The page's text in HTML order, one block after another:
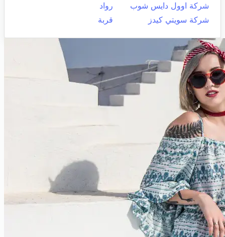
شركة اوول دايس شوب
رواد
شركة سويتي كيدز
قربة